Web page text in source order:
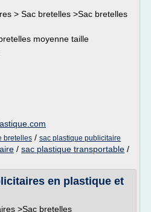
> Sac bretelles >Sac bretelles
moyenne taille
bretelles / sac plastique publicitaire
/ sac plastique transportable /
en plastique et
>Sac bretelles